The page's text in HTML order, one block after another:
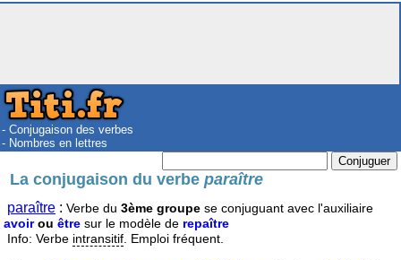
- Conjugaison des verbes
- Nombres en lettres
La conjugaison du verbeparaître
paraître : Verbe du 3ème groupe se conjuguant avec l'auxiliaire
avoirou être sur le modèle de repaître
Info: Verbe intransitif . Emploi fréquent.